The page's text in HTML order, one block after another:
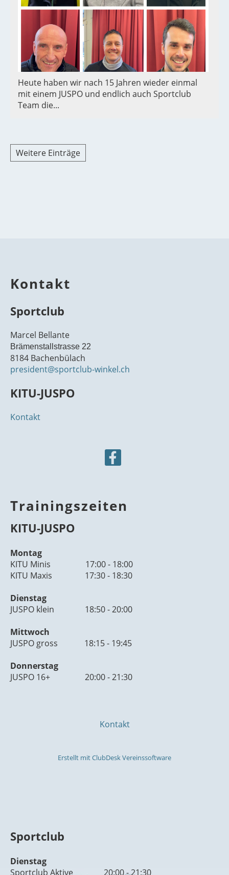
Heute haben wir nach 15 Jahren wieder einmal
mit einem JUSPO und endlich auch Sportclub
Team die...
Weitere Einträge
Kontakt
Sportclub
Marcel Bellante
Brämenstallstrasse 22
8184 Bachenbülach
president@sportclub-winkel.ch
KITU-JUSPO
Kontakt
Trainingszeiten
KITU-JUSPO
Montag
KITU Minis 17:00 - 18:00
KITU Maxis 17:30 - 18:30
Dienstag
JUSPO klein 18:50 - 20:00
Mittwoch
JUSPO gross 18:15 - 19:45
Donnerstag
JUSPO 16+ 20:00 - 21:30
Kontakt
Erstellt mit ClubDesk Vereinssoftware
Sportclub
Dienstag
Sportclub Aktive 20:00 - 21:30